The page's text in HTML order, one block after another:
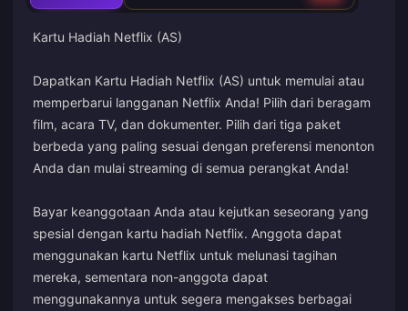
Kartu Hadiah Netflix (AS)
Dapatkan Kartu Hadiah Netflix (AS) untuk memulai atau
memperbarui langganan Netflix Anda! Pilih dari beragam
film, acara TV, dan dokumenter. Pilih dari tiga paket
berbeda yang paling sesuai dengan preferensi menonton
Anda dan mulai streaming di semua perangkat Anda!
Bayar keanggotaan Anda atau kejutkan seseorang yang
spesial dengan kartu hadiah Netflix. Anggota dapat
menggunakan kartu Netflix untuk melunasi tagihan
mereka, sementara non-anggota dapat
menggunakannya untuk segera mengakses berbagai